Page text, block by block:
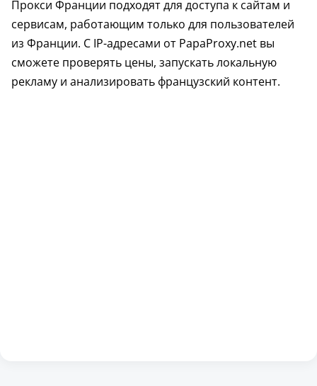
Прокси Франции подходят для доступа к сайтам и
сервисам, работающим только для пользователей
из Франции. С IP-адресами от PapaProxy.net вы
сможете проверять цены, запускать локальную
рекламу и анализировать французский контент.